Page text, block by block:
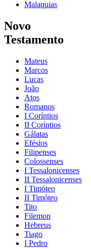
Malaquias
Novo
Testamento
Mateus
Marcos
Lucas
João
Atos
Romanos
I Coríntios
II Coríntios
Gálatas
Efésios
Filipenses
Colossenses
I Tessalonicenses
II Tessalonicenses
I Timóteo
II Timóteo
Tito
Filemon
Hebreus
Tiago
I Pedro